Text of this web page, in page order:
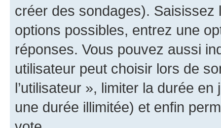
créer des sondages).
options possibles, entrez une
réponses. Vous pouvez aussi
utilisateur peut choisir lors de
l’utilisateur », limiter la durée
une durée illimitée) et enfin